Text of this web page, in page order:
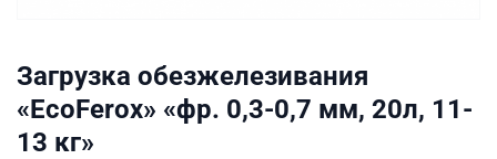
Загрузка обезжелезивания
«EcoFerox» «фр. 0,3-0,7 мм, 20л, 11-
13 кг»